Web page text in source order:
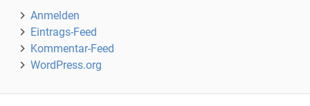
Anmelden
Eintrags-Feed
Kommentar-Feed
WordPress.org